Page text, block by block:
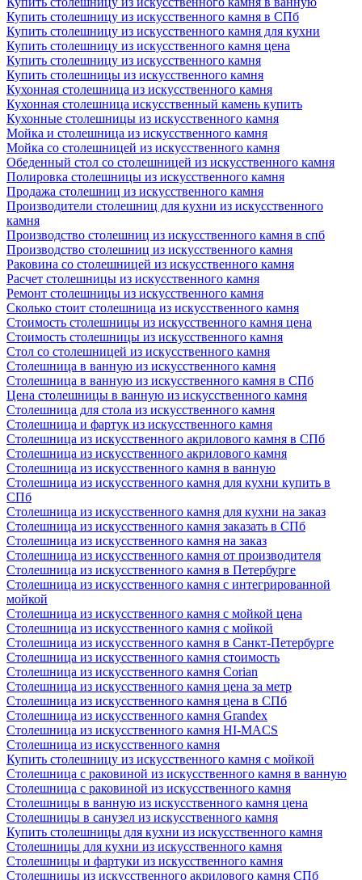
Купить столешницу из искусственного камня в СПб
Купить столешницу из искусственного камня для кухни
Купить столешницу из искусственного камня цена
Купить столешницу из искусственного камня
Купить столешницы из искусственного камня
Кухонная столешница из искусственного камня
Кухонная столешница искусственный камень купить
Кухонные столешницы из искусственного камня
Мойка и столешница из искусственного камня
Мойка со столешницей из искусственного камня
Обеденный стол со столешницей из искусственного камня
Полировка столешницы из искусственного камня
Продажа столешниц из искусственного камня
Производители столешниц для кухни из искусственного
камня
Производство столешниц из искусственного камня в спб
Производство столешниц из искусственного камня
Раковина со столешницей из искусственного камня
Расчет столешницы из искусственного камня
Ремонт столешницы из искусственного камня
Сколько стоит столешница из искусственного камня
Стоимость столешницы из искусственного камня цена
Стоимость столешницы из искусственного камня
Стол со столешницей из искусственного камня
Столешница в ванную из искусственного камня
Столешница в ванную из искусственного камня в СПб
Цена столешницы в ванную из искусственного камня
Столешница для стола из искусственного камня
Столешница и фартук из искусственного камня
Столешница из искусственного акрилового камня в СПб
Столешница из искусственного акрилового камня
Столешница из искусственного камня в ванную
Столешница из искусственного камня для кухни купить в
СПб
Столешница из искусственного камня для кухни на заказ
Столешница из искусственного камня заказать в СПб
Столешница из искусственного камня на заказ
Столешница из искусственного камня от производителя
Столешница из искусственного камня в Петербурге
Столешница из искусственного камня с интегрированной
мойкой
Столешница из искусственного камня с мойкой цена
Столешница из искусственного камня с мойкой
Столешница из искусственного камня в Санкт-Петербурге
Столешница из искусственного камня стоимость
Столешница из искусственного камня Сorian
Столешница из искусственного камня цена за метр
Столешница из искусственного камня цена в СПб
Столешница из искусственного камня Grandex
Столешница из искусственного камня HI-MACS
Столешница из искусственного камня
Купить столешницу из искусственного камня с мойкой
Столешница с раковиной из искусственного камня в ванную
Столешница с раковиной из искусственного камня
Столешницы в ванную из искусственного камня цена
Столешницы в санузел из искусственного камня
Купить столешницы для кухни из искусственного камня
Столешницы для кухни из искусственного камня
Столешницы и фартуки из искусственного камня
Столешницы из искусственного акрилового камня СПб